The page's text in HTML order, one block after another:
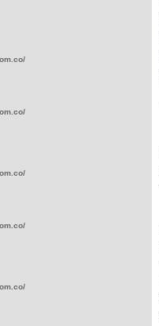
wp-
wp-
wp-
wp-
wp-